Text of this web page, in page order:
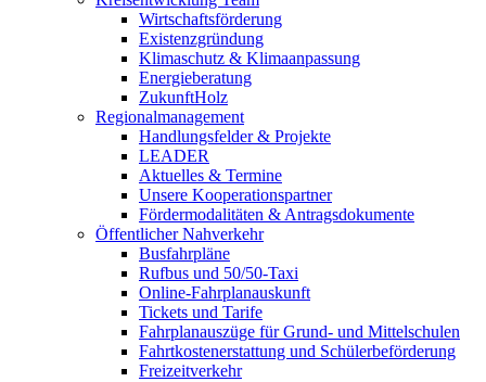
Wirtschaftsförderung
Existenzgründung
Klimaschutz & Klimaanpassung
Energieberatung
ZukunftHolz
Regionalmanagement
Handlungsfelder & Projekte
LEADER
Aktuelles & Termine
Unsere Kooperationspartner
Fördermodalitäten & Antragsdokumente
Öffentlicher Nahverkehr
Busfahrpläne
Rufbus und 50/50-Taxi
Online-Fahrplanauskunft
Tickets und Tarife
Fahrplanauszüge für Grund- und Mittelschulen
Fahrtkostenerstattung und Schülerbeförderung
Freizeitverkehr